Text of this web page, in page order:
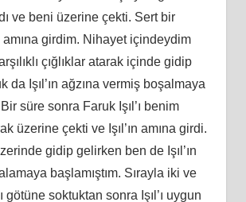
ve beni üzerine çekti. Sert bir
amına girdim. Nihayet içindeydim
çığlıklar atarak içinde gidip
da Işıl’ın ağzına vermiş boşalmaya
süre sonra Faruk Işıl’ı benim
üzerine çekti ve Işıl’ın amına girdi.
gidip gelirken ben de Işıl’ın
başlamıştım. Sırayla iki ve
götüne soktuktan sonra Işıl’ı uygun